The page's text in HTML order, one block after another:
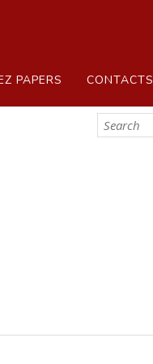
PAPERS CONTACTS